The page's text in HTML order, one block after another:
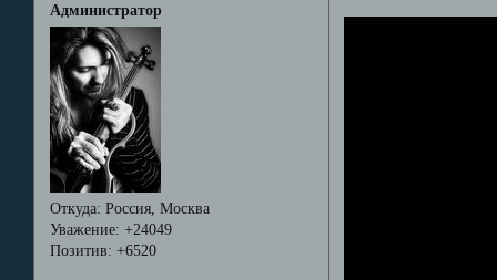
Администратор
Откуда: Россия, Москва
Уважение: +24049
Позитив: +6520